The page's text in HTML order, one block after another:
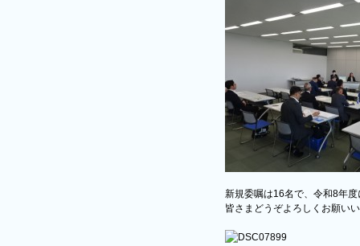
新規委嘱は16名で、令和8年
皆さまどうぞよろしくお願い